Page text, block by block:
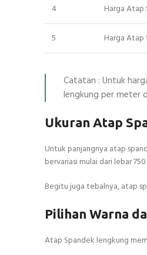
4 Harga Atap
5 Harga Atap
Catatan : Untuk
lengkung per meter
Ukuran Atap
Untuk panjangnya atap
bervariasi mulai dari lebar
Begitu juga tebalnya, atap
Pilihan Warna
Atap Spandek lengkung